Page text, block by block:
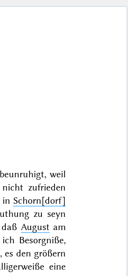
beunruhigt, weil
zufrieden
in Schorn[dorf]
zu seyn
August am
Besorgniße,
es den größern
eine